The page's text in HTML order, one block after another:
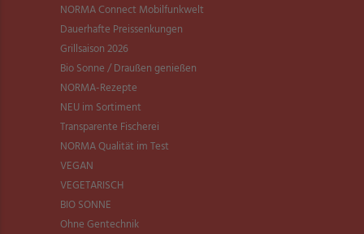
NORMA Connect Mobilfunkwelt
Dauerhafte Preissenkungen
Grillsaison 2026
Bio Sonne / Draußen genießen
NORMA-Rezepte
NEU im Sortiment
Transparente Fischerei
NORMA Qualität im Test
VEGAN
VEGETARISCH
BIO SONNE
Ohne Gentechnik